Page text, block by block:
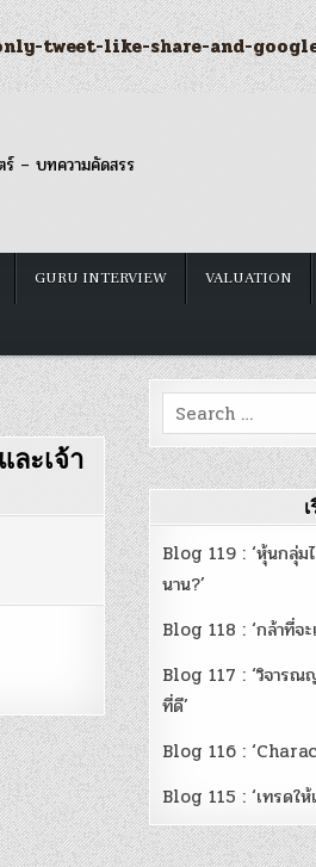
tweet-like-share-and-
– บทความคัดสรร
GURU INTERVIEW VALUATION
ละเจ้า
Search
for:
Blog 119 : ‘หุ้นกลุ่ม
นาน?’
Blog 118 : ‘กล้าที่จะ
Blog 117 : ‘วิจารณ
ที่ดี’
Blog 116 :
Blog 115 : ‘เทรดให้